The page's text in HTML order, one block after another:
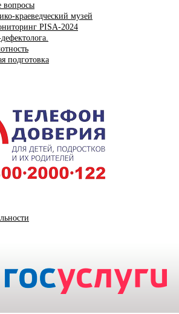
вопросы
краеведческий музей
PISA-2024
подготовка